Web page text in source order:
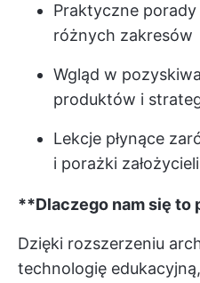
Praktyczne
różnych zakresów
Wgląd w
produktów i
Lekcje płynące
i porażki
**Dlaczego nam się to
Dzięki rozszerzeniu
technologię edukacyjną,